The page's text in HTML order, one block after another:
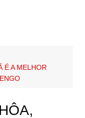
É A MELHOR